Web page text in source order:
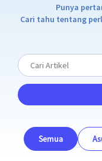
Punya
Cari tahu tentang
Semua